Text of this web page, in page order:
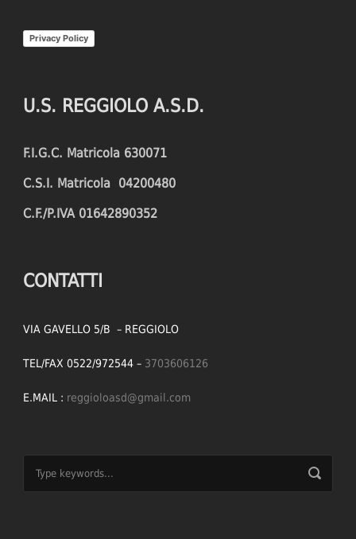
Privacy Policy
U.S. REGGIOLO A.S.D.
F.I.G.C. Matricola 630071
C.S.I. Matricola 04200480
C.F./P.IVA 01642890352
CONTATTI
VIA GAVELLO 5/B – REGGIOLO
TEL/FAX 0522/972544 – 3703606126
E.MAIL : reggioloasd@gmail.com